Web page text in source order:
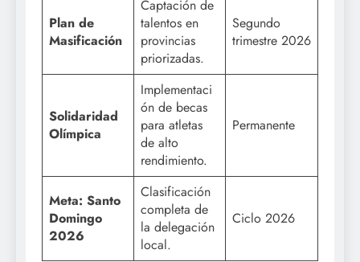
Plan de
Masificación
Captación de
talentos en
provincias
priorizadas.
Segundo
trimestre 2026
Solidaridad
Olímpica
Implementaci
ón de becas
para atletas
de alto
rendimiento.
Permanente
Meta: Santo
Domingo
2026
Clasificación
completa de
la delegación
local.
Ciclo 2026